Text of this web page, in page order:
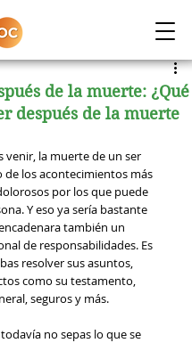
de la muerte: ¿Qué
después de la muerte
venir, la muerte de un ser
de los acontecimientos más
por los que puede
Y eso ya sería bastante
también un
de responsabilidades. Es
resolver sus asuntos,
como su testamento,
seguros y más.
no sepas lo que se